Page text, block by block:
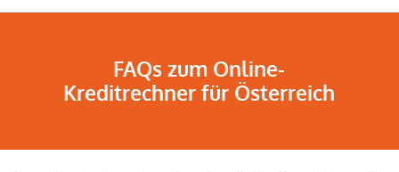
FAQs zum Online-
Kreditrechner für Österreich